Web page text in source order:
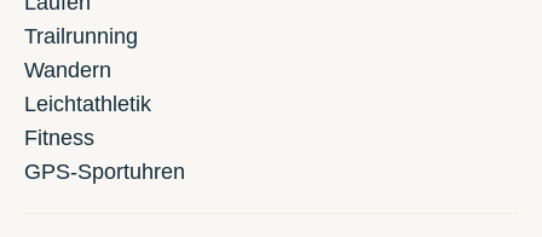
Trailrunning
Wandern
Leichtathletik
Fitness
GPS-Sportuhren